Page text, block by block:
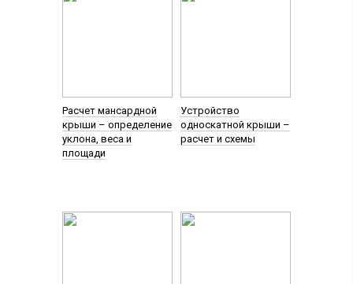
Расчет мансардной
крыши – определение
уклона, веса и
площади
Устройство
односкатной крыши –
расчет и схемы